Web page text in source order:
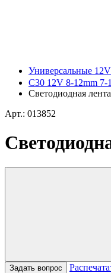
Универсальные
C30 12V 8-12mm 7-
Светодиодная
Арт.: 013852
Задать вопрос